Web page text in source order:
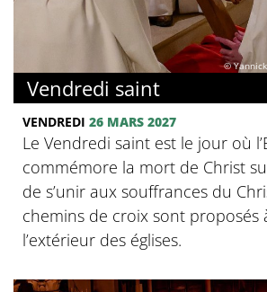
©
Vendredi saint
VENDREDI 26 MARS 2027
Le Vendredi saint est le jour où
commémore la mort de Christ
de s’unir aux souffrances du
chemins de croix sont proposés
l’extérieur des églises.